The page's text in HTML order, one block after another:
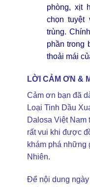
phòng, xịt
chọn tuyệt
trùng.
phần trong
thoải mái
LỜI CẢM ƠN &
Cảm ơn bạn đã
Loại Tinh Dầu
Dalosa Việt Nam
rất vui khi được
khám phá những
Nhiên.
Để nội dung